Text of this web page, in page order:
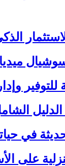
في
على